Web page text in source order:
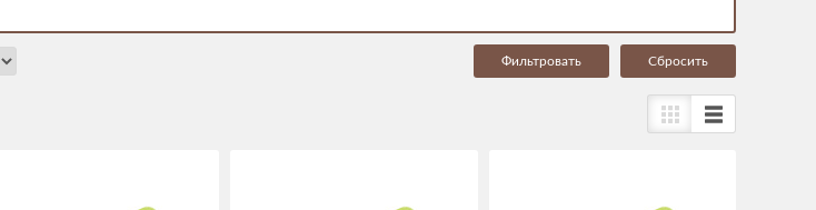
Cбросить